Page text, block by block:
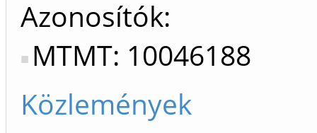
Azonosítók
MTMT: 10046188
Közlemények